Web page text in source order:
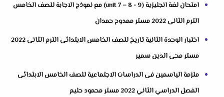
امتحان لغة انجليزية (unit 7 – 8 - 9) مع نموذج الاجابة للصف الخامس
الترم الثانى 2022 مستر ممدوح حمدان
اختبار الوحدة الثانية تاريخ للصف الخامس الابتدائى الترم الثانى 2022
مستر محى الدين سمير
ملزمة الياسمين فى الدراسات الاجتماعية للصف الخامس الابتدائى
الفصل الدراسي الثاني 2022 مستر محمود حليم